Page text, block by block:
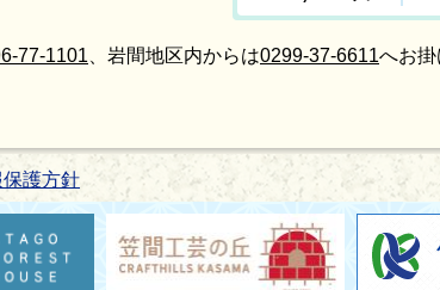
77-1101 、岩間地区内からは0299-37-6611へお
護方針